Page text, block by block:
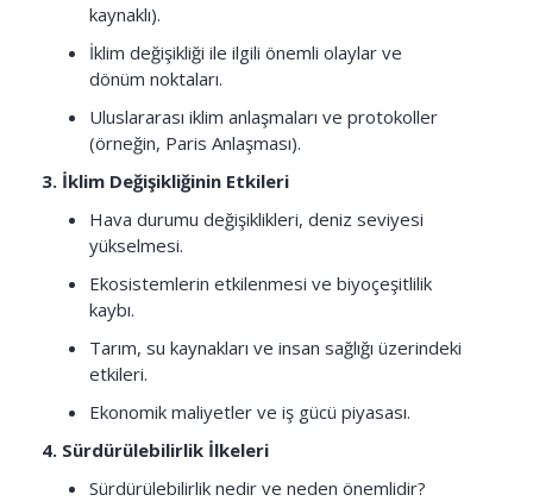
kaynaklı).
İklim değişikliği ile ilgili önemli olaylar ve
dönüm noktaları.
Uluslararası iklim anlaşmaları ve protokoller
(örneğin, Paris Anlaşması).
3. İklim Değişikliğinin Etkileri
Hava durumu değişiklikleri, deniz seviyesi
yükselmesi.
Ekosistemlerin etkilenmesi ve biyoçeşitlilik
kaybı.
Tarım, su kaynakları ve insan sağlığı üzerindeki
etkileri.
Ekonomik maliyetler ve iş gücü piyasası.
4. Sürdürülebilirlik İlkeleri
Sürdürülebilirlik nedir ve neden önemlidir?